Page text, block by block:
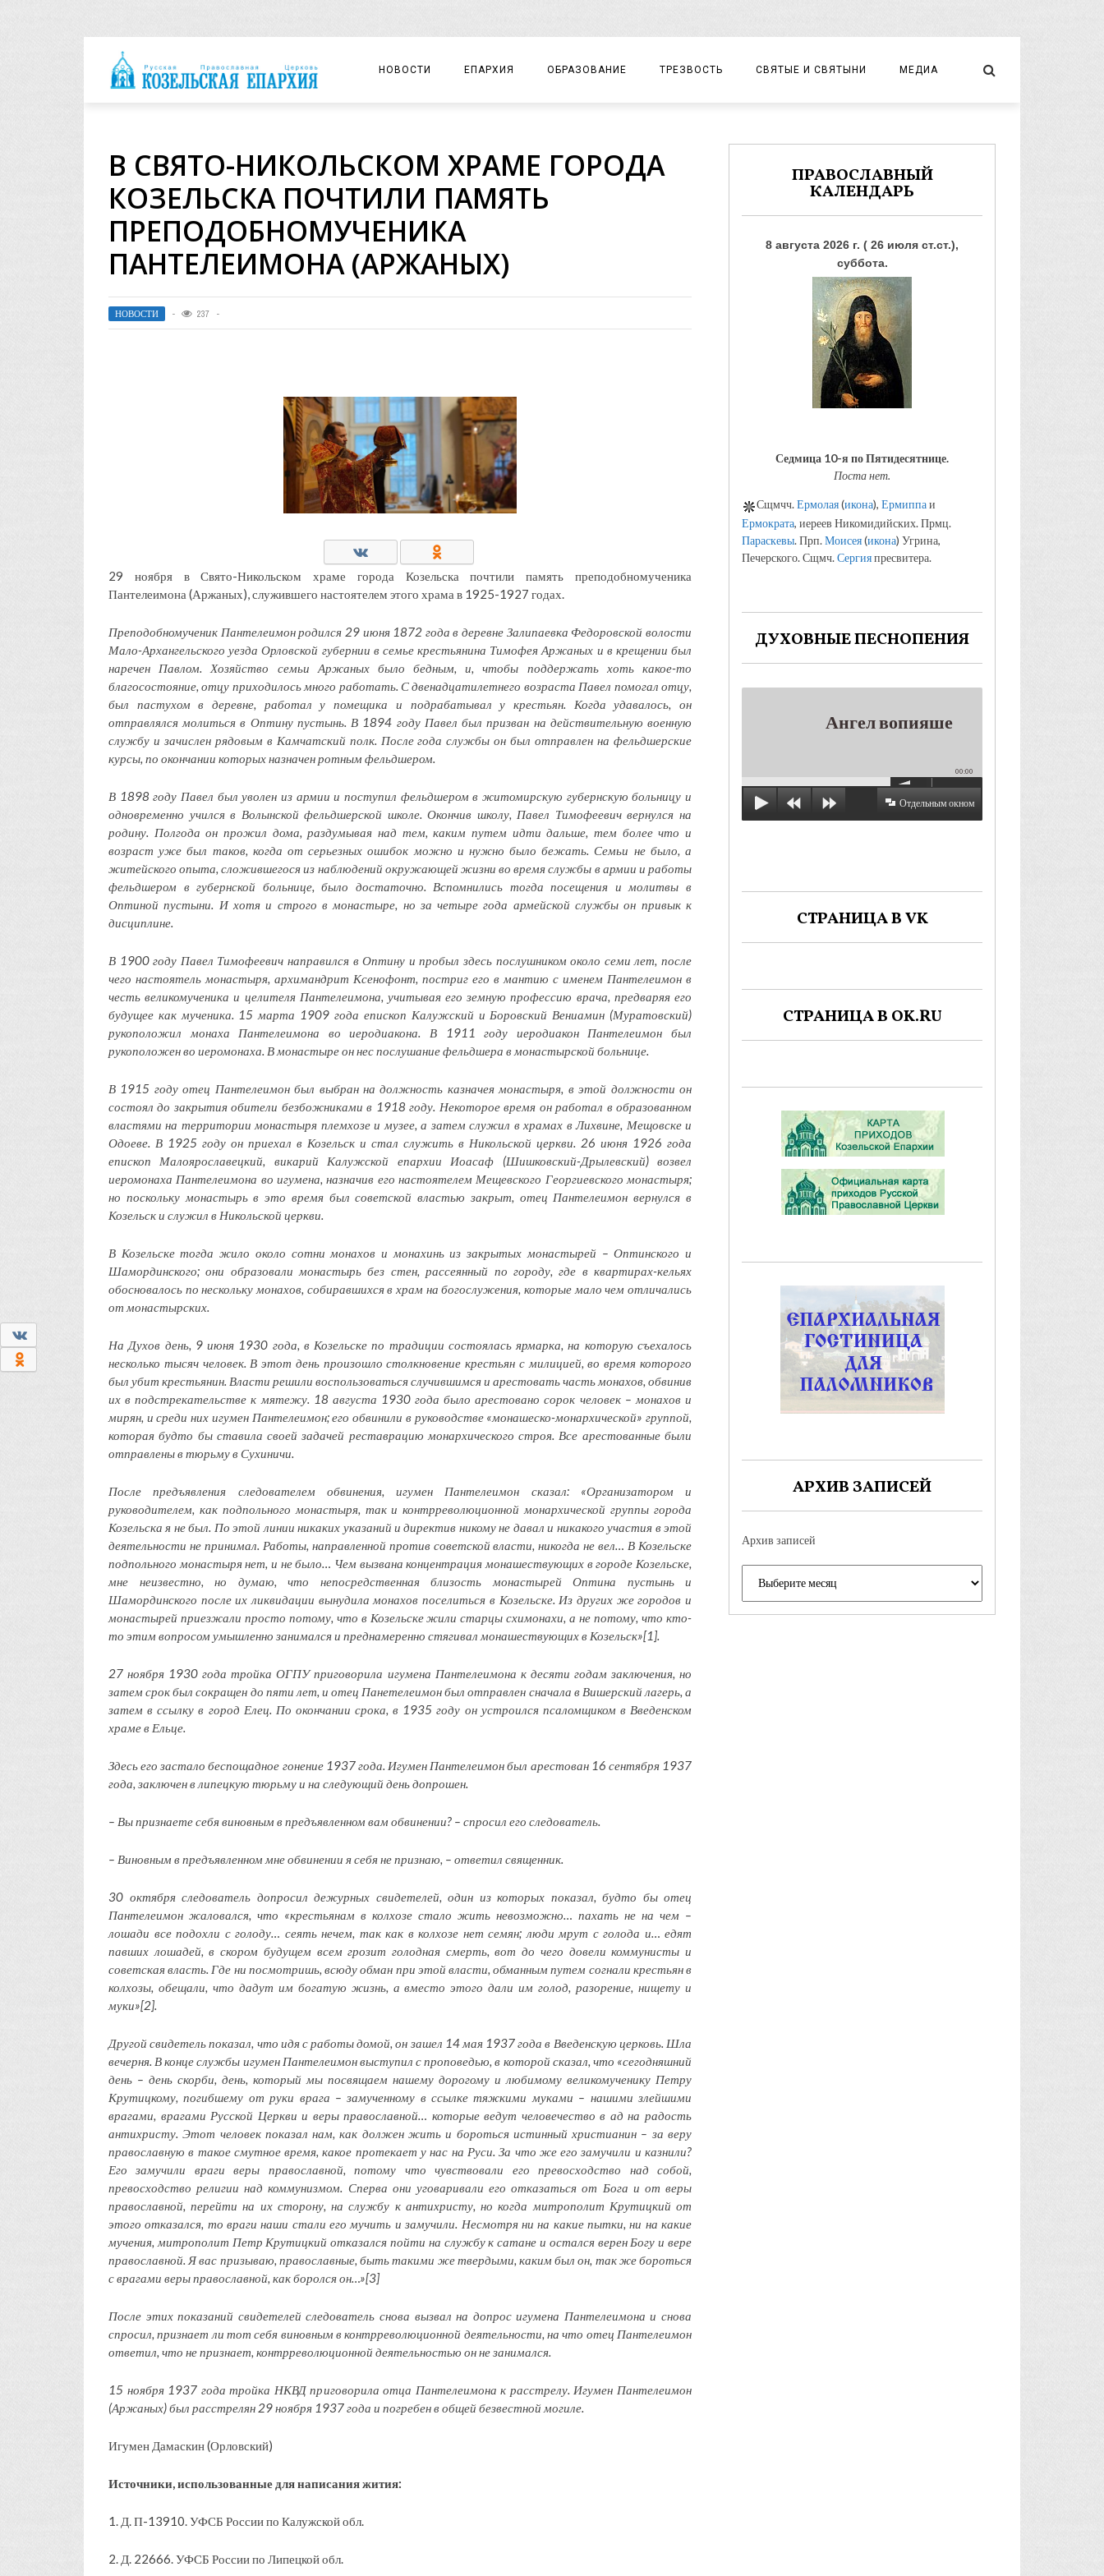
НОВОСТИ ЕПАРХИЯ
ЕПАРХИАЛЬНОЕ УПРАВЛЕНИЕ
ДОКУМЕНТЫ
ЕПАРХИАЛЬНЫЕ ОТДЕЛЫ
ДУХОВЕНСТВО
БЛАГОЧИНИЯ
ХРАМЫ И МОНАСТЫРИ
КОНТАКТЫ/РЕКВИЗИТЫ
ОБРАЗОВАНИЕ
ЦЕНТР «ВОЗРОЖДЕНИЕ»
ДЕТСКИЙ ТУРИЗМ
ТРЕЗВОСТЬ
ДОКУМЕНТЫ
СВЯТЫЕ И СВЯТЫНИ МЕДИА
ФОТО
В СВЯТО-НИКОЛЬСКОМ ХРАМЕ ГОРОДА
КОЗЕЛЬСКА ПОЧТИЛИ ПАМЯТЬ
ПРЕПОДОБНОМУЧЕНИКА
ПАНТЕЛЕИМОНА (АРЖАНЫХ)
НОВОСТИ 237
29 ноября в Свято-Никольском храме города Козельска почтили память преподобномученика
Пантелеимона (Аржаных), служившего настоятелем этого храма в 1925-1927 годах.
Преподобномученик Пантелеимон родился 29 июня 1872 года в деревне Залипаевка Федоровской волости
Мало-Архангельского уезда Орловской губернии в семье крестьянина Тимофея Аржаных и в крещении был
наречен Павлом. Хозяйство семьи Аржаных было бедным, и, чтобы поддержать хоть какое-то
благосостояние, отцу приходилось много работать. С двенадцатилетнего возраста Павел помогал отцу,
был пастухом в деревне, работал у помещика и подрабатывал у крестьян. Когда удавалось, он
отправлялся молиться в Оптину пустынь. В 1894 году Павел был призван на действительную военную
службу и зачислен рядовым в Камчатский полк. После года службы он был отправлен на фельдшерские
курсы, по окончании которых назначен ротным фельдшером.
В 1898 году Павел был уволен из армии и поступил фельдшером в житомирскую губернскую больницу и
одновременно учился в Волынской фельдшерской школе. Окончив школу, Павел Тимофеевич вернулся на
родину. Полгода он прожил дома, раздумывая над тем, каким путем идти дальше, тем более что и
возраст уже был таков, когда от серьезных ошибок можно и нужно было бежать. Семьи не было, а
житейского опыта, сложившегося из наблюдений окружающей жизни во время службы в армии и работы
фельдшером в губернской больнице, было достаточно. Вспомнились тогда посещения и молитвы в
Оптиной пустыни. И хотя и строго в монастыре, но за четыре года армейской службы он привык к
дисциплине.
В 1900 году Павел Тимофеевич направился в Оптину и пробыл здесь послушником около семи лет, после
чего настоятель монастыря, архимандрит Ксенофонт, постриг его в мантию с именем Пантелеимон в
честь великомученика и целителя Пантелеимона, учитывая его земную профессию врача, предваряя его
будущее как мученика. 15 марта 1909 года епископ Калужский и Боровский Вениамин (Муратовский)
рукоположил монаха Пантелеимона во иеродиакона. В 1911 году иеродиакон Пантелеимон был
рукоположен во иеромонаха. В монастыре он нес послушание фельдшера в монастырской больнице.
В 1915 году отец Пантелеимон был выбран на должность казначея монастыря, в этой должности он
состоял до закрытия обители безбожниками в 1918 году. Некоторое время он работал в образованном
властями на территории монастыря племхозе и музее, а затем служил в храмах в Лихвине, Мещовске и
Одоеве. В 1925 году он приехал в Козельск и стал служить в Никольской церкви. 26 июня 1926 года
епископ Малоярославецкий, викарий Калужской епархии Иоасаф (Шишковский-Дрылевский) возвел
иеромонаха Пантелеимона во игумена, назначив его настоятелем Мещевского Георгиевского монастыря;
но поскольку монастырь в это время был советской властью закрыт, отец Пантелеимон вернулся в
Козельск и служил в Никольской церкви.
В Козельске тогда жило около сотни монахов и монахинь из закрытых монастырей – Оптинского и
Шамординского; они образовали монастырь без стен, рассеянный по городу, где в квартирах-кельях
обосновалось по нескольку монахов, собиравшихся в храм на богослужения, которые мало чем отличались
от монастырских.
На Духов день, 9 июня 1930 года, в Козельске по традиции состоялась ярмарка, на которую съехалось
несколько тысяч человек. В этот день произошло столкновение крестьян с милицией, во время которого
был убит крестьянин. Власти решили воспользоваться случившимся и арестовать часть монахов, обвинив
их в подстрекательстве к мятежу. 18 августа 1930 года было арестовано сорок человек – монахов и
мирян, и среди них игумен Пантелеимон; его обвинили в руководстве «монашеско-монархической» группой,
которая будто бы ставила своей задачей реставрацию монархического строя. Все арестованные были
отправлены в тюрьму в Сухиничи.
После предъявления следователем обвинения, игумен Пантелеимон сказал: «Организатором и
руководителем, как подпольного монастыря, так и контрреволюционной монархической группы города
Козельска я не был. По этой линии никаких указаний и директив никому не давал и никакого участия в этой
деятельности не принимал. Работы, направленной против советской власти, никогда не вел… В Козельске
подпольного монастыря нет, и не было… Чем вызвана концентрация монашествующих в городе Козельске,
мне неизвестно, но думаю, что непосредственная близость монастырей Оптина пустынь и
Шамординского после их ликвидации вынудила монахов поселиться в Козельске. Из других же городов и
монастырей приезжали просто потому, что в Козельске жили старцы схимонахи, а не потому, что кто-
то этим вопросом умышленно занимался и преднамеренно стягивал монашествующих в Козельск»[1].
27 ноября 1930 года тройка ОГПУ приговорила игумена Пантелеимона к десяти годам заключения, но
затем срок был сокращен до пяти лет, и отец Панетелеимон был отправлен сначала в Вишерский лагерь, а
затем в ссылку в город Елец. По окончании срока, в 1935 году он устроился псаломщиком в Введенском
храме в Ельце.
Здесь его застало беспощадное гонение 1937 года. Игумен Пантелеимон был арестован 16 сентября 1937
года, заключен в липецкую тюрьму и на следующий день допрошен.
– Вы признаете себя виновным в предъявленном вам обвинении? – спросил его следователь.
– Виновным в предъявленном мне обвинении я себя не признаю, – ответил священник.
30 октября следователь допросил дежурных свидетелей, один из которых показал, будто бы отец
Пантелеимон жаловался, что «крестьянам в колхозе стало жить невозможно… пахать не на чем –
лошади все подохли с голоду… сеять нечем, так как в колхозе нет семян; люди мрут с голода и… едят
павших лошадей, в скором будущем всем грозит голодная смерть, вот до чего довели коммунисты и
советская власть. Где ни посмотришь, всюду обман при этой власти, обманным путем согнали крестьян в
колхозы, обещали, что дадут им богатую жизнь, а вместо этого дали им голод, разорение, нищету и
муки»[2].
Другой свидетель показал, что идя с работы домой, он зашел 14 мая 1937 года в Введенскую церковь. Шла
вечерня. В конце службы игумен Пантелеимон выступил с проповедью, в которой сказал, что «сегодняшний
день – день скорби, день, который мы посвящаем нашему дорогому и любимому великомученику Петру
Крутицкому, погибшему от руки врага – замученному в ссылке тяжкими муками – нашими злейшими
врагами, врагами Русской Церкви и веры православной… которые ведут человечество в ад на радость
антихристу. Этот человек показал нам, как должен жить и бороться истинный христианин – за веру
православную в такое смутное время, какое протекает у нас на Руси. За что же его замучили и казнили?
Его замучили враги веры православной, потому что чувствовали его превосходство над собой,
превосходство религии над коммунизмом. Сперва они уговаривали его отказаться от Бога и от веры
православной, перейти на их сторону, на службу к антихристу, но когда митрополит Крутицкий от
этого отказался, то враги наши стали его мучить и замучили. Несмотря ни на какие пытки, ни на какие
мучения, митрополит Петр Крутицкий отказался пойти на службу к сатане и остался верен Богу и вере
православной. Я вас призываю, православные, быть такими же твердыми, каким был он, так же бороться
с врагами веры православной, как боролся он…»[3]
После этих показаний свидетелей следователь снова вызвал на допрос игумена Пантелеимона и снова
спросил, признает ли тот себя виновным в контрреволюционной деятельности, на что отец Пантелеимон
ответил, что не признает, контрреволюционной деятельностью он не занимался.
15 ноября 1937 года тройка НКВД приговорила отца Пантелеимона к расстрелу. Игумен Пантелеимон
(Аржаных) был расстрелян 29 ноября 1937 года и погребен в общей безвестной могиле.
Игумен Дамаскин (Орловский)
Источники, использованные для написания жития:
1. Д. П-13910. УФСБ России по Калужской обл.
2. Д. 22666. УФСБ России по Липецкой обл.
ПРАВОСЛАВНЫЙ
КАЛЕНДАРЬ
8 августа 2026 г. ( 26 июля ст.ст.),
суббота.
Седмица 10-я по Пятидесятнице.
Поста нет.
Сщмчч.Ермолая(икона), Ермиппаи
Ермократа, иереев Никомидийских. Прмц.
Параскевы. Прп.Моисея(икона) Угрина,
Печерского. Сщмч.Сергияпресвитера.
ДУХОВНЫЕ ПЕСНОПЕНИЯ
Ангел вопияше
00:00
Отдельным окном
СТРАНИЦА В VK
СТРАНИЦА В OK.RU
АРХИВ ЗАПИСЕЙ
Архив записей